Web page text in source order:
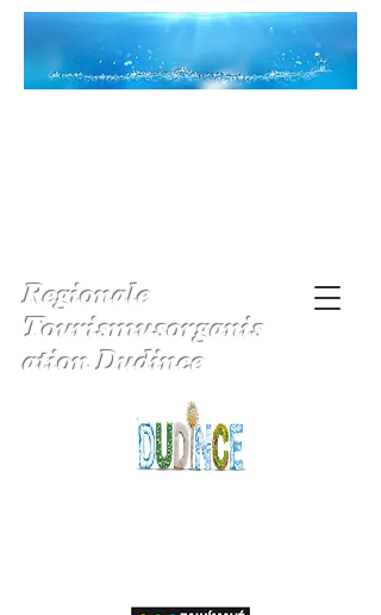
Regionale
Tourismusorganis
ation Dudince